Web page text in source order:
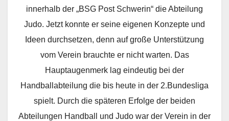
innerhalb der „BSG Post Schwerin“ die Abteilung
Judo. Jetzt konnte er seine eigenen Konzepte und
Ideen durchsetzen, denn auf große Unterstützung
vom Verein brauchte er nicht warten. Das
Hauptaugenmerk lag eindeutig bei der
Handballabteilung die bis heute in der 2.Bundesliga
spielt. Durch die späteren Erfolge der beiden
Abteilungen Handball und Judo war der Verein in der